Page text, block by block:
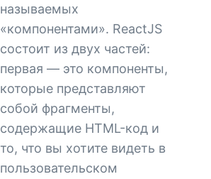
называемых
«компонентами». ReactJS
состоит из двух частей:
первая — это компоненты,
которые представляют
собой фрагменты,
содержащие HTML-код и
то, что вы хотите видеть в
пользовательском